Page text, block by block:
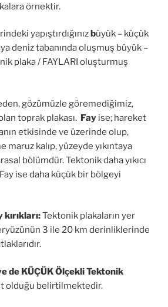
örnektir.
yapıştırdığınızbüyük – küçük
deniz tabanında oluşmuş büyük –
plaka / FAYLARI oluşturmuş
gözümüzle göremediğimiz,
toprak plakası. Fay ise; hareket
etkisinde ve üzerinde olup,
maruz kalıp, yüzeyde yıkıntaya
bölümdür. Tektonik daha yıkıcı
ise daha küçük bir bölgeyi
kırıkları:Tektonik plakaların yer
3 ile 20 km derinliklerinde
de KÜÇÜK Ölçekli Tektonik
olduğu belirtilmektedir.